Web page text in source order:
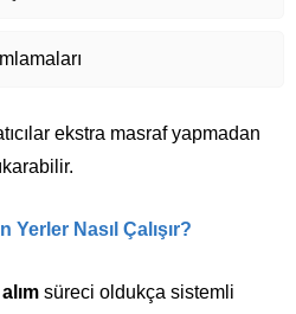
ekstra masraf yapmadan
Nasıl Çalışır?
süreci oldukça sistemli